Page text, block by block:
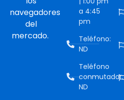
navegadores
del
mercado.
a 4:45
pm
Teléfono:
ND
Teléfono
conmutador:
ND